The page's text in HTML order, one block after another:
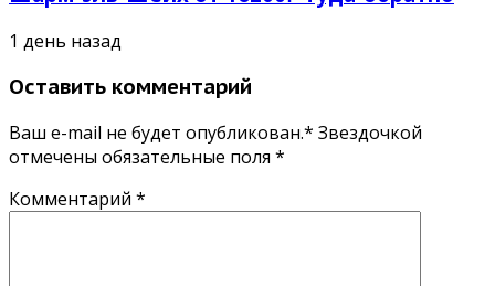
1 день назад
Оставить комментарий
Ваш e-mail не будет опубликован.* Звездочкой
отмечены обязательные поля *
Комментарий *